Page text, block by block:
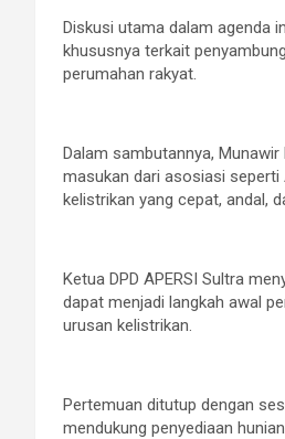
Diskusi utama dalam agenda
khususnya terkait
perumahan rakyat.
Dalam sambutannya,
masukan dari asosiasi seperti
kelistrikan yang cepat, andal,
Ketua DPD APERSI Sultra
dapat menjadi langkah awal
urusan kelistrikan.
Pertemuan ditutup dengan
mendukung penyediaan